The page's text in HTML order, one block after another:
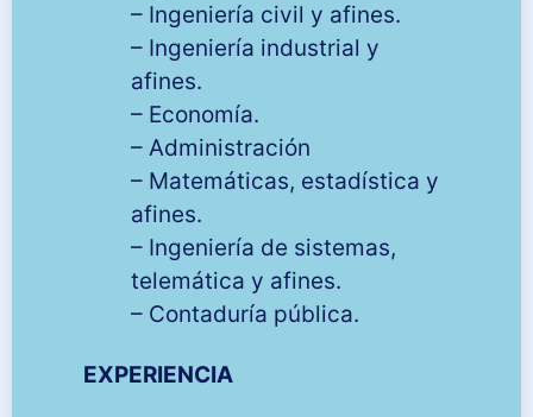
– Ingeniería civil y afines.
– Ingeniería industrial y
afines.
– Economía.
– Administración
– Matemáticas, estadística y
afines.
– Ingeniería de sistemas,
telemática y afines.
– Contaduría pública.
EXPERIENCIA